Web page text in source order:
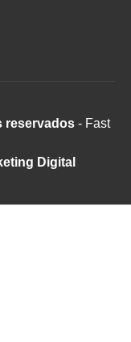
reservados- Fast
Digital